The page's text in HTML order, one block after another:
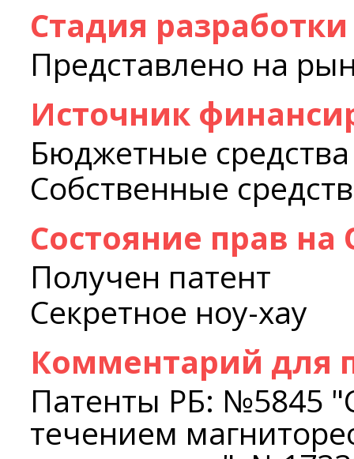
Стадия разработки
Представлено на
Источник
Бюджетные средства
Собственные
Состояние прав на
Получен патент
Секретное ноу-хау
Комментарий для
Патенты РБ: №5845
течением